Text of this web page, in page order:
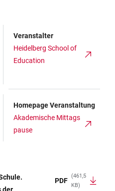
Veranstalter
Heidelberg School of
Education
Homepage Veranstaltung
Akademische Mittags
pause
PDF
(461,5
KB)